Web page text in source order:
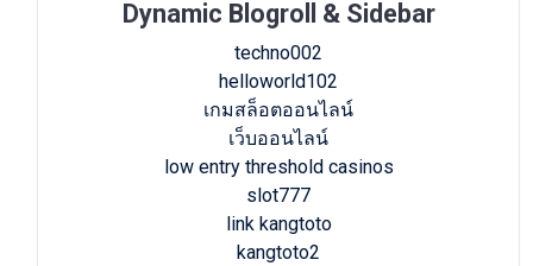
Dynamic Blogroll & Sidebar
techno002
helloworld102
เกมสล็อตออนไลน์
เว็บออนไลน์
low entry threshold casinos
slot777
link kangtoto
kangtoto2